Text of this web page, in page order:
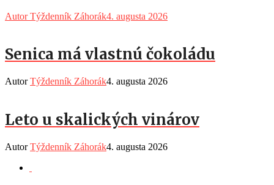
Autor Týždenník Záhorák4. augusta 2026
Senica má vlastnú čokoládu
AutorTýždenník Záhorák4. augusta 2026
Leto u skalických vinárov
AutorTýždenník Záhorák4. augusta 2026